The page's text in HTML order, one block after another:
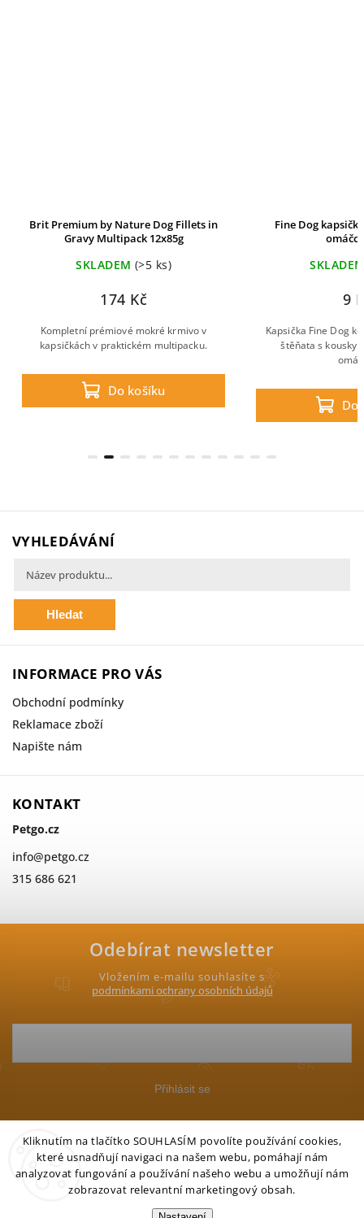
Kliknutím na tlačítko SOUHLASÍM povolíte používání cookies,
které usnadňují navigaci na našem webu, pomáhají nám
analyzovat fungování a používání našeho webu a umožňují nám
zobrazovat relevantní marketingový obsah.
Brit Premium by Nature Dog Fillets in
Gravy Multipack 12x85g
SKLADEM (>5 ks)
174 Kč
Do košíku
Kompletní prémiové mokré krmivo v
kapsičkách v praktickém multipacku.
Fine Dog
9
Do
Kapsička Fine Dog
štěňata s kousky
Odebírat newsletter
Vložením e-mailu souhlasíte s
podmínkami ochrany osobních údajů
Přihlásit se
VYHLEDÁVÁNÍ
Hledat
INFORMACE PRO VÁS
Obchodní podmínky
Reklamace zboží
Napište nám
KONTAKT
Petgo.cz
info@petgo.cz
315 686 621
Petgo.cz. Všechna práva vyhrazena.